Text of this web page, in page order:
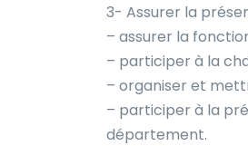
3- Assurer la
– assurer la
– participer à la
– organiser et
– participer à la
département.